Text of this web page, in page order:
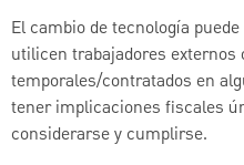
El cambio de tecnología
utilicen trabajadores externos
temporales/contratados en
tener implicaciones fiscales
considerarse y cumplirse.